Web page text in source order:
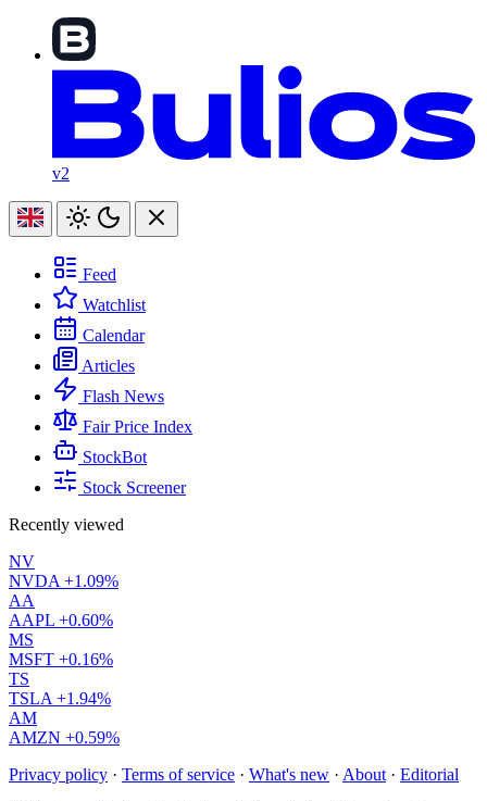
v2
Feed
Watchlist
Calendar
Articles
Flash News
Fair Price Index
StockBot
Stock Screener
Recently viewed
NV
NVDA +1.09%
AA
AAPL +0.60%
MS
MSFT +0.16%
TS
TSLA +1.94%
AM
AMZN +0.59%
Privacy policy · Terms of service · What's new · About · Editorial